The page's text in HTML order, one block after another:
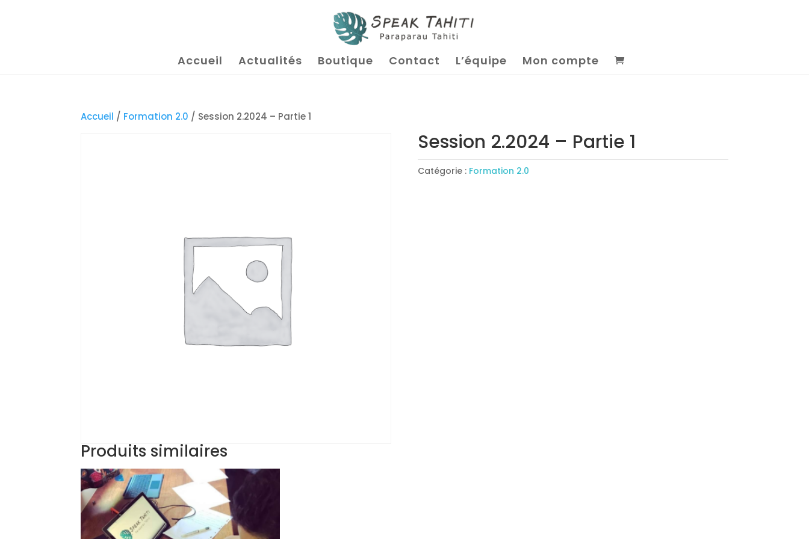
Accueil Actualités Boutique Contact L’équipe Mon compte
Accueil / Formation 2.0 / Session 2.2024 – Partie 1
Session 2.2024 – Partie 1
Catégorie : Formation 2.0
Produits similaires